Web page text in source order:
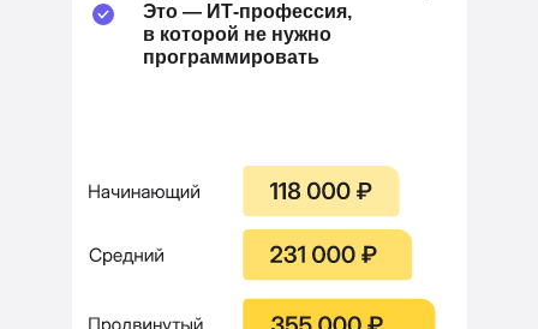
Это — ИТ-профессия,
в которой не нужно
программировать